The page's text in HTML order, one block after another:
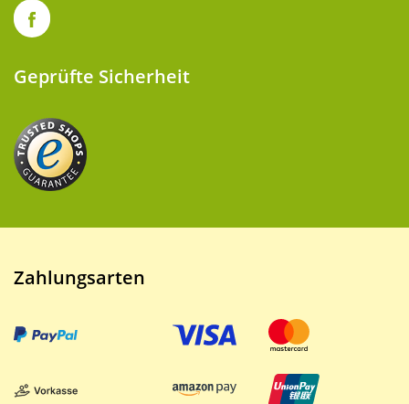
Geprüfte Sicherheit
Zahlungsarten